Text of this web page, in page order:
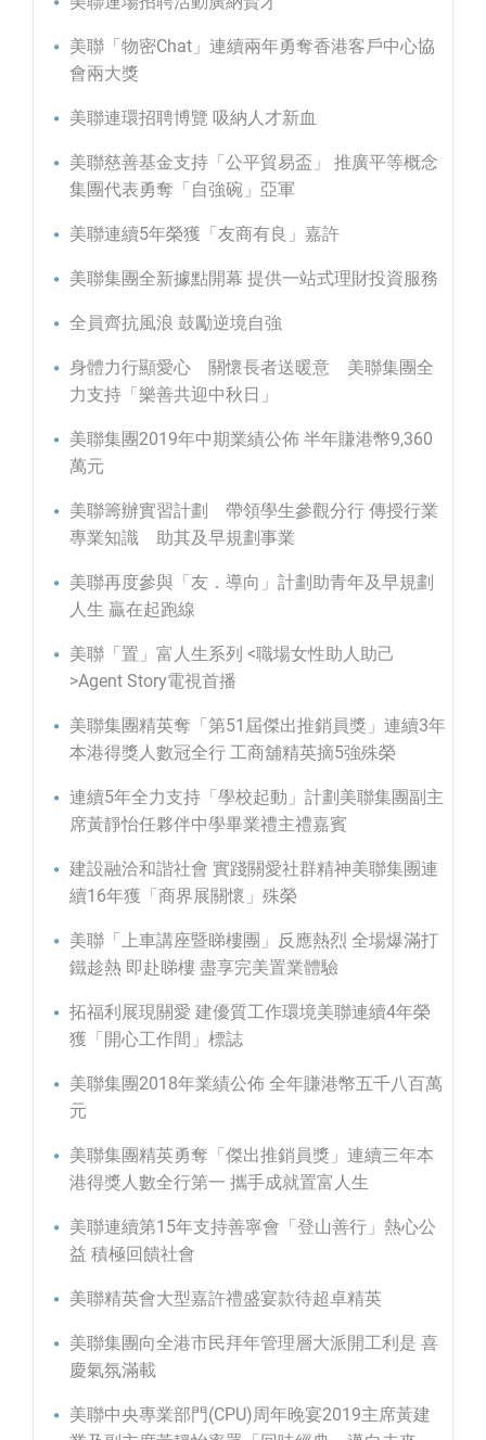
美聯「物密Chat」連續兩年勇奪香港客戶中心協
會兩大獎
美聯連環招聘博覽 吸納人才新血
美聯慈善基金支持「公平貿易盃」 推廣平等概念
集團代表勇奪「自強碗」亞軍
美聯連續5年榮獲「友商有良」嘉許
美聯集團全新據點開幕 提供一站式理財投資服務
全員齊抗風浪 鼓勵逆境自強
身體力行顯愛心 關懷長者送暖意 美聯集團全
力支持「樂善共迎中秋日」
美聯集團2019年中期業績公佈 半年賺港幣9,360
萬元
美聯籌辦實習計劃 帶領學生參觀分行 傳授行業
專業知識 助其及早規劃事業
美聯再度參與「友．導向」計劃助青年及早規劃
人生 贏在起跑線
美聯「置」富人生系列 <職場女性助人助己
>Agent Story電視首播
美聯集團精英奪「第51屆傑出推銷員獎」連續3年
本港得獎人數冠全行 工商舖精英摘5強殊榮
連續5年全力支持「學校起動」計劃美聯集團副主
席黃靜怡任夥伴中學畢業禮主禮嘉賓
建設融洽和諧社會 實踐關愛社群精神美聯集團連
續16年獲「商界展關懷」殊榮
美聯「上車講座暨睇樓團」反應熱烈 全場爆滿打
鐵趁熱 即赴睇樓 盡享完美置業體驗
拓福利展現關愛 建優質工作環境美聯連續4年榮
獲「開心工作間」標誌
美聯集團2018年業績公佈 全年賺港幣五千八百萬
元
美聯集團精英勇奪「傑出推銷員獎」連續三年本
港得獎人數全行第一 攜手成就置富人生
美聯連續第15年支持善寧會「登山善行」熱心公
益 積極回饋社會
美聯精英會大型嘉許禮盛宴款待超卓精英
美聯集團向全港市民拜年管理層大派開工利是 喜
慶氣氛滿載
美聯中央專業部門(CPU)周年晚宴2019主席黃建